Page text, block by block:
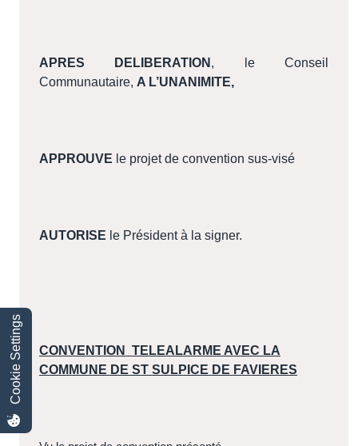
APRES DELIBERATION , le Conseil
Communautaire, A L’UNANIMITE,
APPROUVE le projet de convention sus-visé
AUTORISE le Président à la signer.
CONVENTION
TELEALARME AVEC LA
COMMUNE DE ST SULPICE DE FAVIERES
Cookie Settings